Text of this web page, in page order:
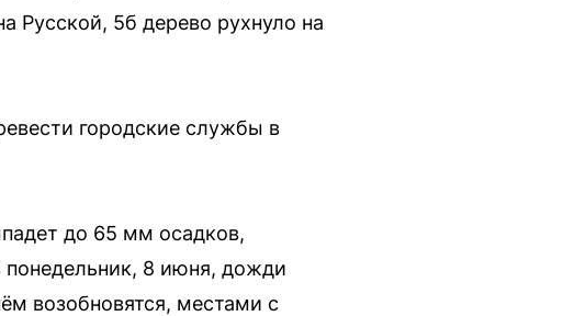
Русской, 5б дерево рухнуло на
городские службы в
до 65 мм осадков,
8 июня, дожди
возобновятся, местами с